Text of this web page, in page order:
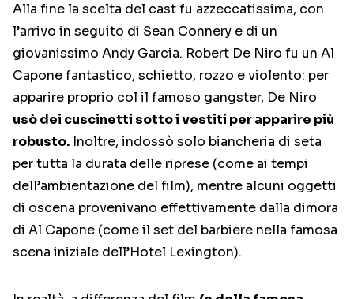
Alla fine la scelta del cast fu azzeccatissima, con
l’arrivo in seguito di Sean Connery e di un
giovanissimo Andy Garcia. Robert De Niro fu un Al
Capone fantastico, schietto, rozzo e violento: per
apparire proprio col il famoso gangster, De Niro
usò dei cuscinetti sotto i vestiti per apparire più
robusto. Inoltre, indossò solo biancheria di seta
per tutta la durata delle riprese (come ai tempi
dell’ambientazione del film), mentre alcuni oggetti
di oscena provenivano effettivamente dalla dimora
di Al Capone (come il set del barbiere nella famosa
scena iniziale dell’Hotel Lexington).